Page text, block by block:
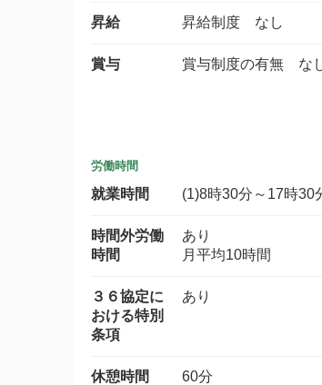
昇給 昇給制度 なし
賞与 賞与制度の有無 な
労働時間
就業時間 (1)8時30分～17時30
時間外労働
時間
あり
月平均10時間
３６協定に
おける特別
条項
あり
休憩時間 60分